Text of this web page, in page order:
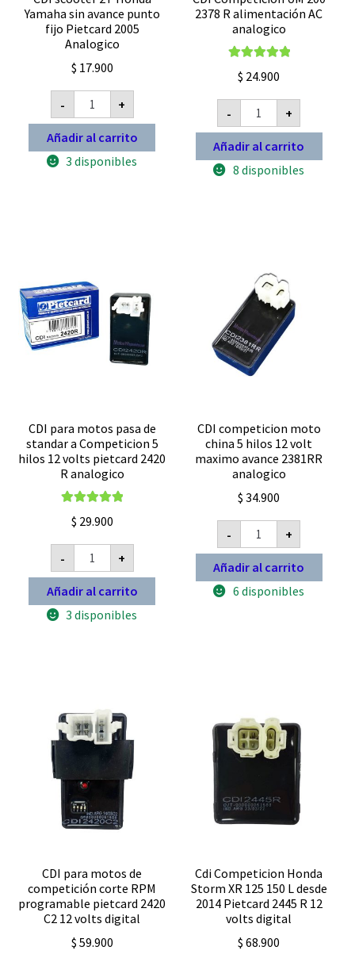
Yamaha sin avance punto
fijo Pietcard 2005
Analogico
$ 17.900
-
CDI
scooter
2T
Honda
Yamaha
sin
avance
+
Añadir al carrito
3 disponibles
2378 R alimentación AC
analogico
5.00
$ 24.900
-
CDI
Competicion
UM
200
2378
R
alimentación
+
Añadir al carrito
8 disponibles
CDI para motos pasa de
standar a Competicion 5
hilos 12 volts pietcard 2420
R analogico
5.00
$ 29.900
-
CDI
para
motos
pasa
de
standar
2420
R
analogico
cantidad
+
Añadir al carrito
3 disponibles
CDI competicion moto
china 5 hilos 12 volt
maximo avance 2381RR
analogico
$ 34.900
-
CDI
competicion
moto
china
5
hilos
+
Añadir al carrito
6 disponibles
CDI para motos de
competición corte RPM
programable pietcard 2420
C2 12 volts digital
$ 59.900
Cdi Competicion Honda
Storm XR 125 150 L desde
2014 Pietcard 2445 R 12
volts digital
$ 68.900